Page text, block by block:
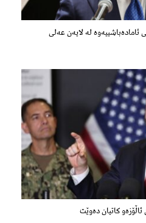
ئاماده‌باشییه‌وه‌ لە لایەن عەلی
کاتیان دەوێت